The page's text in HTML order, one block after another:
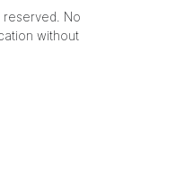
reserved. No
without